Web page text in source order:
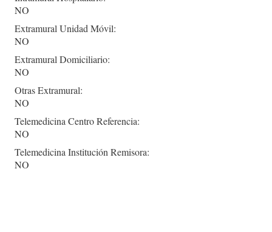
NO
Extramural Unidad Móvil:
NO
Extramural Domiciliario:
NO
Otras Extramural:
NO
Telemedicina Centro Referencia:
NO
Telemedicina Institución Remisora:
NO